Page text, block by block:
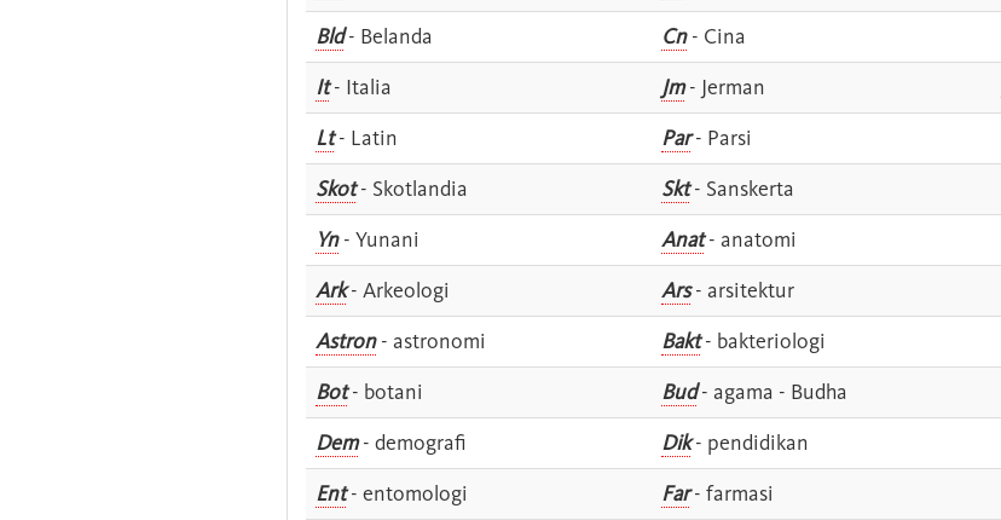
Bld- Belanda Cn- Cina
It- Italia Jm- Jerman
Lt- Latin Par- Parsi
Skot- Skotlandia Skt- Sanskerta
Yn- Yunani Anat- anatomi
Ark- Arkeologi Ars- arsitektur
Astron- astronomi Bakt- bakteriologi
Bot- botani Bud- agama - Budha
Dem- demografi Dik- pendidikan
Ent- entomologi Far- farmasi